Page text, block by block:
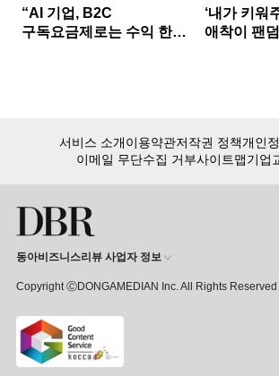
“AI 기업, B2C
구독요금제로는 수익 한계
‘내가 키워
애착이 팬
15,000여 건의 DBR 콘텐츠를
서비스 소개이용약관저작권 정책개인
이메일 무단수집 거부사이트맵기업
동아비즈니스리뷰 사업자 정보
Copyright ⒸDONGAMEDIAN Inc. All Rights Reserved